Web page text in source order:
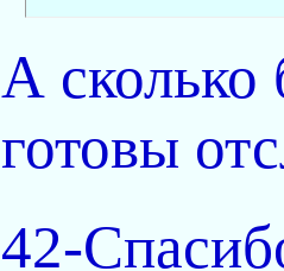
А сколько
готовы
42-